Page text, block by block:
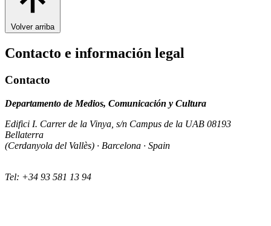
Volver arriba
Contacto e información legal
Contacto
Departamento de Medios, Comunicación y Cultura
Edifici I. Carrer de la Vinya, s/n Campus de la UAB 08193
Bellaterra
(Cerdanyola del Vallès) · Barcelona · Spain
Tel: +34 93 581 13 94